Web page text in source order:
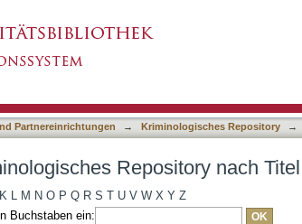
Partnereinrichtungen → Kriminologisches Repository →
Repository nach Titel
K L M N O P Q R S T U V W X Y Z
Buchstaben ein: